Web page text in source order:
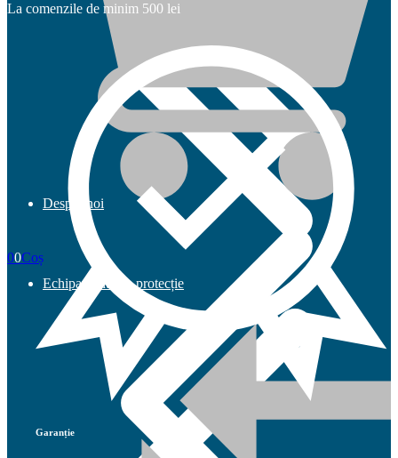
Despre noi
Echipamente de protecție
00Coș
La comenzile de minim 500 lei
Garanție